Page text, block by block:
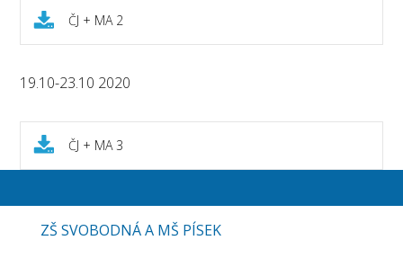
ČJ + MA 2
19.10-23.10 2020
ČJ + MA 3
ZŠ SVOBODNÁ A MŠ PÍSEK